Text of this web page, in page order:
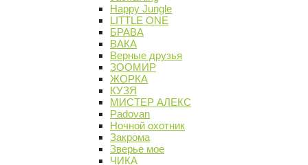
Happy Jungle
LITTLE ONE
БРАВА
ВАКА
Верные друзья
ЗООМИР
ЖОРКА
КУЗЯ
МИСТЕР АЛЕКС
Padovan
Ночной охотник
Закрома
Зверье мое
ЧИКА